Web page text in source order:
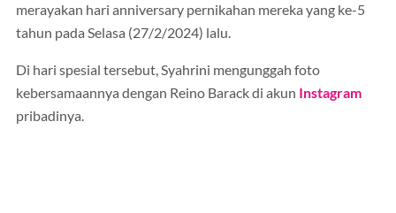
merayakan hari anniversary pernikahan mereka yang ke-5
tahun pada Selasa (27/2/2024) lalu.
Di hari spesial tersebut, Syahrini mengunggah foto
kebersamaannya dengan Reino Barack di akun Instagram
pribadinya.